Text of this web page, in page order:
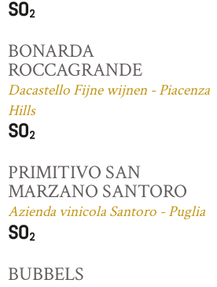
BONARDA
ROCCAGRANDE
Dacastello Fijne wijnen - Piacenza
Hills
PRIMITIVO SAN
MARZANO SANTORO
Azienda vinicola Santoro - Puglia
BUBBELS